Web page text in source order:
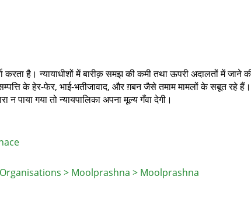
करता है। न्यायाधीशों में बारीक़ समझ की कमी तथा ऊपरी अदालतों में जाने
के हेर-फेर, भाई-भतीजावाद, और ग़बन जैसे तमाम मामलों के सबूत रहे
गया तो न्यायपालिका अपना मूल्य गँवा देगी।
> Moolprashna > Moolprashna